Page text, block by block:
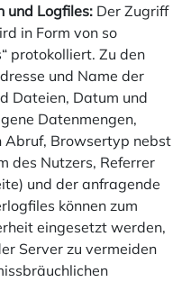
und Logfiles: Der Zugriff
in Form von so
protokolliert. Zu den
und Name der
Dateien, Datum und
Datenmengen,
Abruf, Browsertyp nebst
des Nutzers, Referrer
und der anfragende
können zum
eingesetzt werden,
Server zu vermeiden